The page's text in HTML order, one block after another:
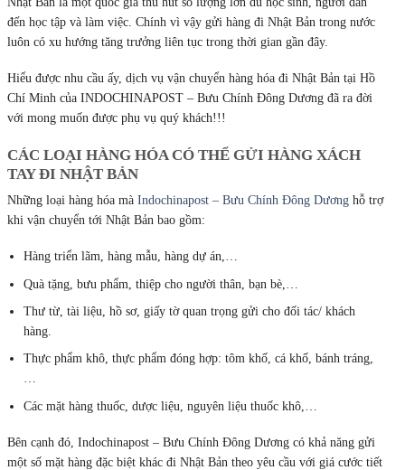
đến học tập và làm việc. Chính vì vậy gửi hàng đi Nhật Bản trong nước
luôn có xu hướng tăng trưởng liên tục trong thời gian gần đây.
Hiểu được nhu cầu ấy, dịch vụ vận chuyển hàng hóa đi Nhật Bản tại Hồ
Chí Minh của INDOCHINAPOST – Bưu Chính Đông Dương đã ra đời
với mong muốn được phụ vụ quý khách!!!
CÁC LOẠI HÀNG HÓA CÓ THỂ GỬI HÀNG XÁCH
TAY ĐI NHẬT BẢN
Những loại hàng hóa mà Indochinapost – Bưu Chính Đông Dương hỗ trợ
khi vận chuyển tới Nhật Bản bao gồm:
Hàng triển lãm, hàng mẫu, hàng dự án,…
Quà tặng, bưu phẩm, thiệp cho người thân, bạn bè,…
Thư từ, tài liệu, hồ sơ, giấy tờ quan trọng gửi cho đối tác/ khách
hàng.
Thực phẩm khô, thực phẩm đóng hợp: tôm khố, cá khố, bánh tráng,
…
Các mặt hàng thuốc, dược liệu, nguyên liệu thuốc khô,…
Bên cạnh đó, Indochinapost – Bưu Chính Đông Dương có khả năng gửi
một số mặt hàng đặc biệt khác đi Nhật Bản theo yêu cầu với giá cước tiết